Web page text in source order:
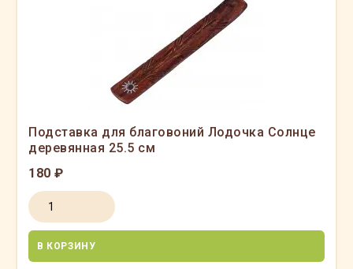
Подставка для благовоний Лодочка Солнце
деревянная 25.5 см
180 ₽
В КОРЗИНУ